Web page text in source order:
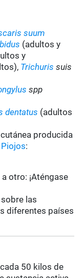
suum
(adultos y
y
Trichuris suis
spp
dentatus (adultos
producida
Piojos:
otro: ¡Aténgase
las
diferentes países
50 kilos de